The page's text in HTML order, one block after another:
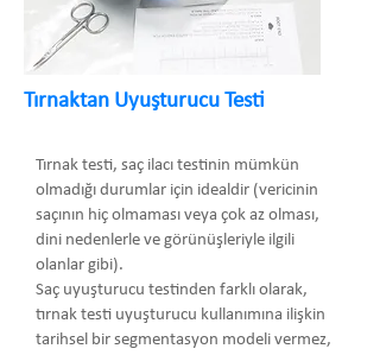
Tırnaktan Uyuşturucu Testi
Tırnak testi, saç ilacı testinin mümkün
olmadığı durumlar için idealdir (vericinin
saçının hiç olmaması veya çok az olması,
dini nedenlerle ve görünüşleriyle ilgili
olanlar gibi).
Saç uyuşturucu testinden farklı olarak,
tırnak testi uyuşturucu kullanımına ilişkin
tarihsel bir segmentasyon modeli vermez,